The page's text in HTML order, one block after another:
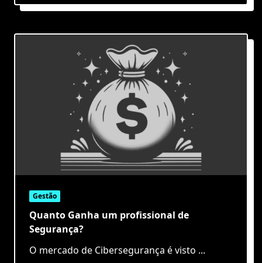
Gestão
Quanto Ganha um profissional de
Segurança?
O mercado de Cibersegurança é visto ...